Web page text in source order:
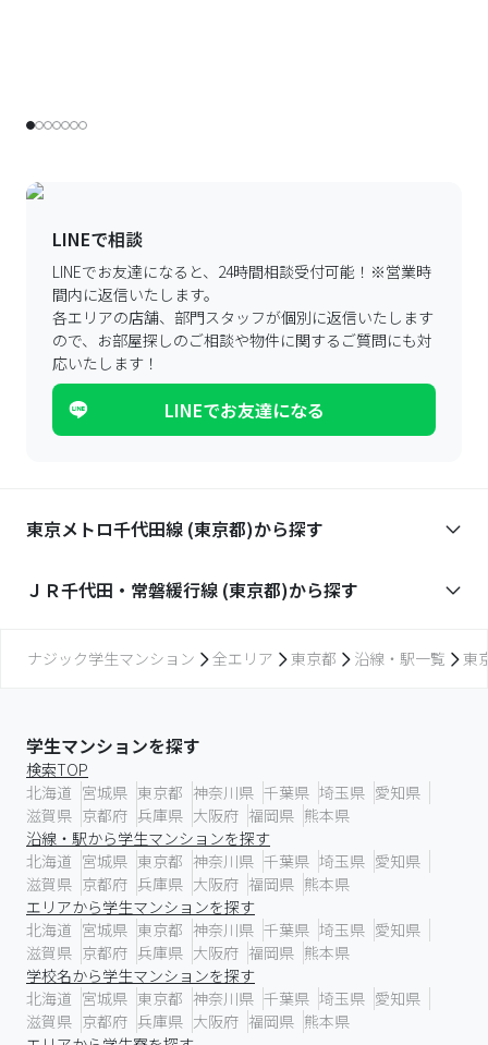
LINEで相談
LINEでお友達になると、24時間相談受付可能！ ※営業時
間内に返信いたします。
各エリアの店舗、部門スタッフが個別に返信いたします
ので、 お部屋探しのご相談や物件に関するご質問にも対
応いたします！
LINEでお友達になる
東京メトロ千代田線 (東京都)から探す
ＪＲ千代田・常磐緩行線 (東京都)から探す
ナジック学生マンション 全エリア 東京都 沿線・駅一覧 東
学生マンションを探す
検索TOP
北海道 宮城県 東京都 神奈川県 千葉県 埼玉県 愛知県
滋賀県 京都府 兵庫県 大阪府 福岡県 熊本県
沿線・駅から学生マンションを探す
北海道 宮城県 東京都 神奈川県 千葉県 埼玉県 愛知県
滋賀県 京都府 兵庫県 大阪府 福岡県 熊本県
エリアから学生マンションを探す
北海道 宮城県 東京都 神奈川県 千葉県 埼玉県 愛知県
滋賀県 京都府 兵庫県 大阪府 福岡県 熊本県
学校名から学生マンションを探す
北海道 宮城県 東京都 神奈川県 千葉県 埼玉県 愛知県
滋賀県 京都府 兵庫県 大阪府 福岡県 熊本県